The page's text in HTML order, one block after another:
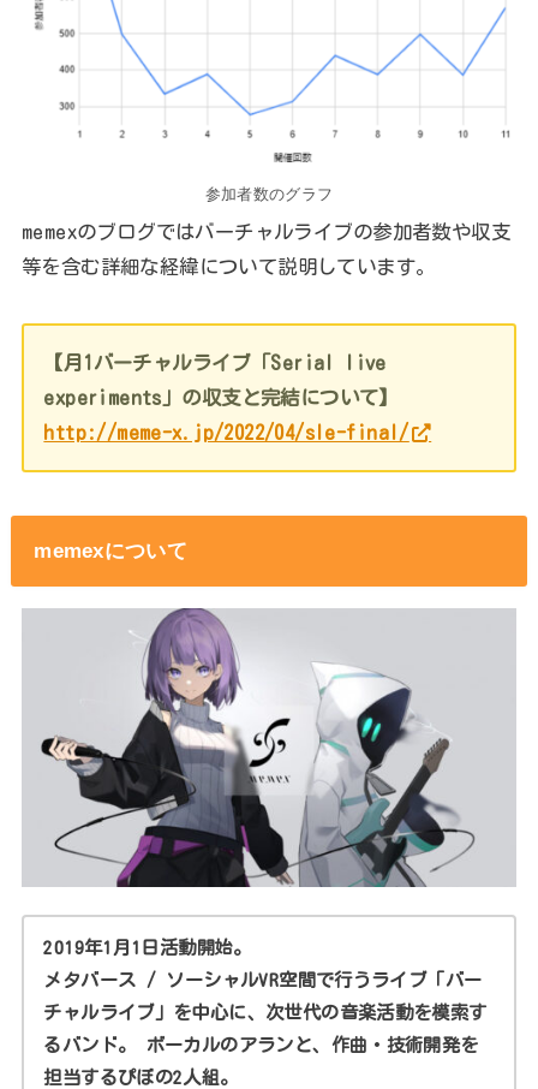
参加者数のグラフ
memexのブログではバーチャルライブの参加者数や収支
等を含む詳細な経緯について説明しています。
【月1バーチャルライブ「Serial live
experiments」の収支と完結について】
http://meme-x.jp/2022/04/sle-final/
memexについて
2019年1月1日活動開始。
メタバース / ソーシャルVR空間で行うライブ「バー
チャルライブ」を中心に、次世代の音楽活動を模索す
るバンド。 ボーカルのアランと、作曲・技術開発を
担当するぴぼの2人組。